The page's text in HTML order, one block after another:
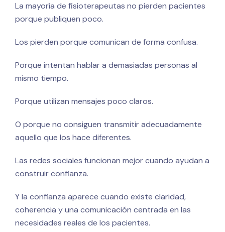
La mayoría de fisioterapeutas no pierden pacientes
porque publiquen poco.
Los pierden porque comunican de forma confusa.
Porque intentan hablar a demasiadas personas al
mismo tiempo.
Porque utilizan mensajes poco claros.
O porque no consiguen transmitir adecuadamente
aquello que los hace diferentes.
Las redes sociales funcionan mejor cuando ayudan a
construir confianza.
Y la confianza aparece cuando existe claridad,
coherencia y una comunicación centrada en las
necesidades reales de los pacientes.